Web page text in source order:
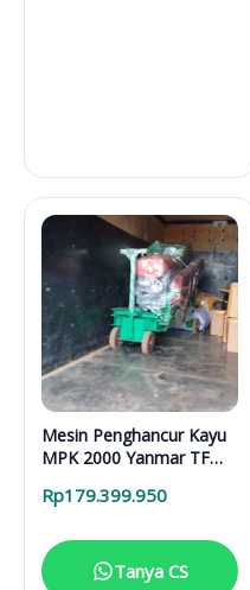
Mesin Penghancur Kayu
MPK 2000 Yanmar TF
Rp179.399.950
Tanya CS